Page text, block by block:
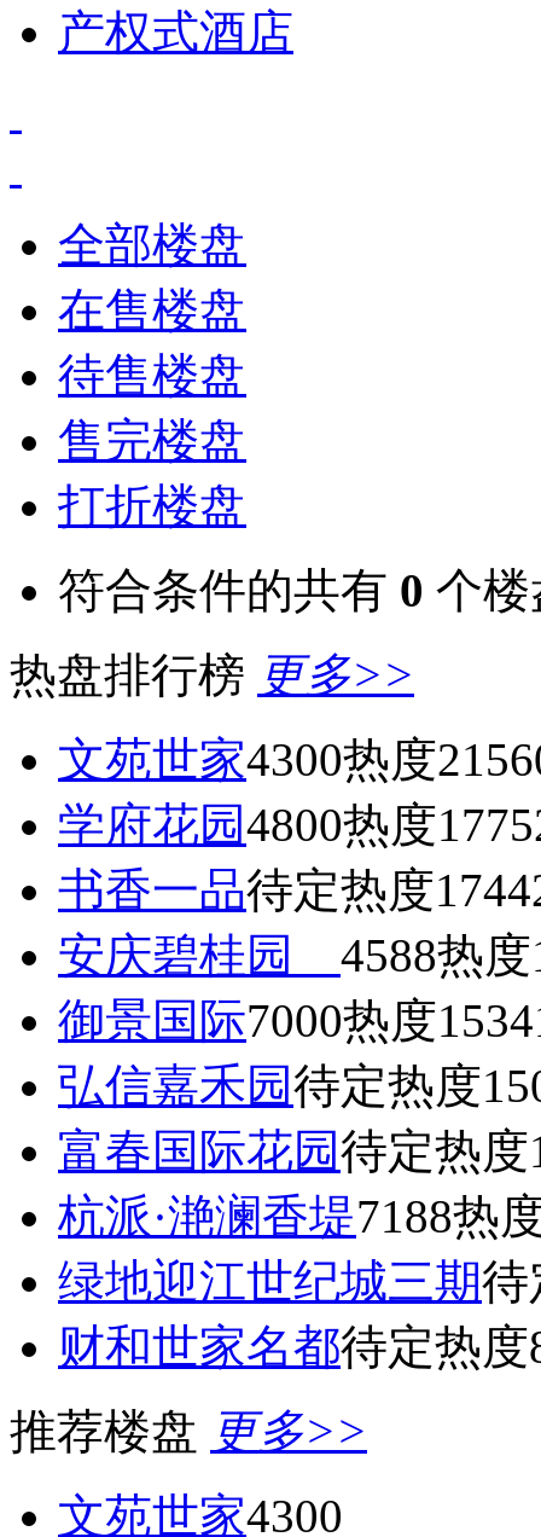
产权式酒店
全部楼盘
在售楼盘
待售楼盘
售完楼盘
打折楼盘
符合条件的共有 0 个楼
热盘排行榜 更多>>
文苑世家4300热度
学府花园4800热度
书香一品待定热度
安庆碧桂园 4588热度
御景国际7000热度
弘信嘉禾园待定热度
富春国际花园待定热度
杭派·滟澜香堤7188热
绿地迎江世纪城三期待
财和世家名都待定热度
推荐楼盘 更多>>
文苑世家4300